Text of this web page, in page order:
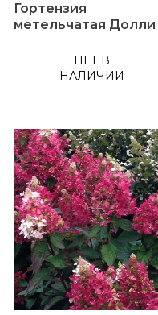
Гортензия
метельчатая Долли
НЕТ В
НАЛИЧИИ